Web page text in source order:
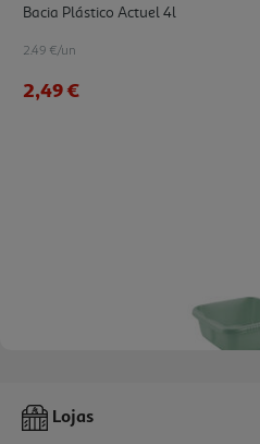
Bacia Plástico Actuel 4l
2.49 €/un
2,49 €
Alguidar Quadrado Actuel Verde 9.8l
Lojas